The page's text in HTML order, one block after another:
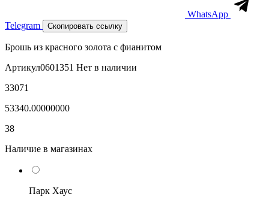
WhatsApp
Telegram
Скопировать ссылку
Брошь из красного золота с фианитом
Артикул0601351 Нет в наличии
33071
53340.00000000
38
Наличие в магазинах
Парк Хаус